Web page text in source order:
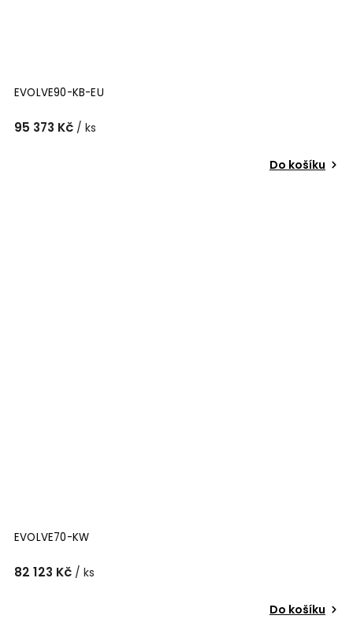
EVOLVE90-KB-EU
95 373 Kč / ks
Do košíku
EVOLVE70-KW
82 123 Kč / ks
Do košíku